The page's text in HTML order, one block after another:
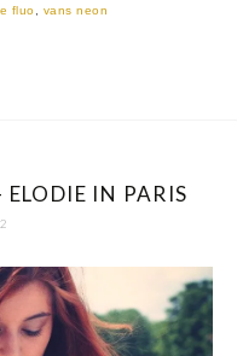
fluo vans neon
ELODIE IN PARIS